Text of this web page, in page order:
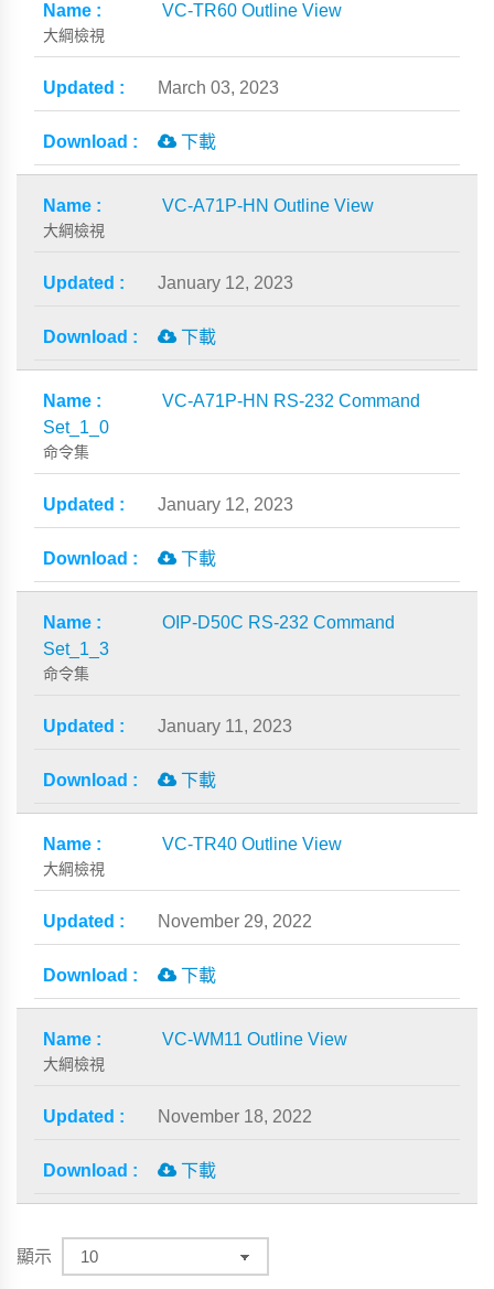
VC-TR60 Outline View
大綱檢視
March 03, 2023
下載
VC-A71P-HN Outline View
大綱檢視
January 12, 2023
下載
VC-A71P-HN RS-232 Command
Set_1_0
命令集
January 12, 2023
下載
OIP-D50C RS-232 Command
Set_1_3
命令集
January 11, 2023
下載
VC-TR40 Outline View
大綱檢視
November 29, 2022
下載
VC-WM11 Outline View
大綱檢視
November 18, 2022
下載
顯示